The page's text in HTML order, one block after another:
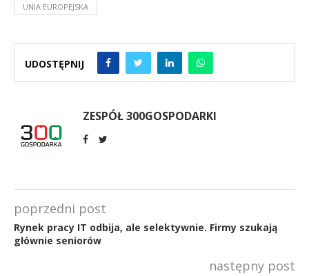
UNIA EUROPEJSKA
UDOSTĘPNIJ
ZESPÓŁ 300GOSPODARKI
poprzedni post
Rynek pracy IT odbija, ale selektywnie. Firmy szukają
głównie seniorów
następny post